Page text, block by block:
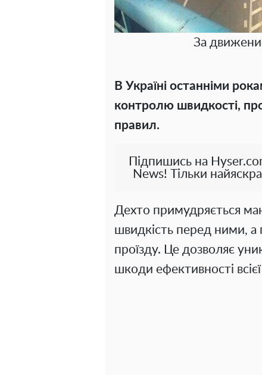
За
В Україні останніми
контролю швидкості,
правил.
Підпишись на
News! Тільки
Дехто примудряється
швидкість перед ними, а
проїзду. Це дозволяє
шкоди ефективності